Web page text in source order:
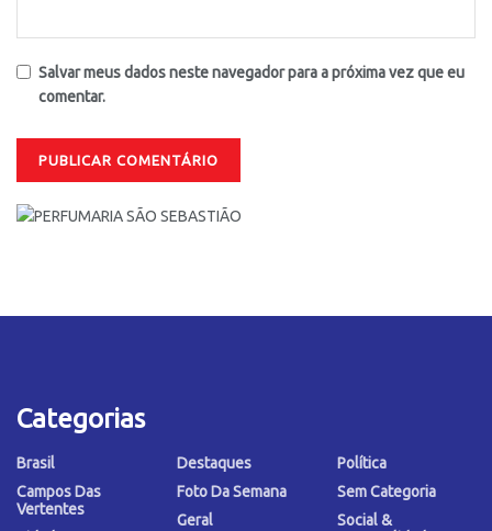
Salvar meus dados neste navegador para a próxima vez que eu
comentar.
Categorias
Brasil
Campos Das
Vertentes
Destaques
Foto Da Semana
Geral
Política
Sem Categoria
Social &